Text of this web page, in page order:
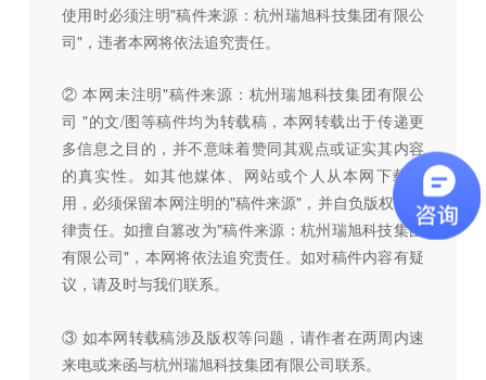
使用时必须注明"稿件来源：杭州瑞旭科技集团有限公
司"，违者本网将依法追究责任。
② 本网未注明"稿件来源：杭州瑞旭科技集团有限公
司 "的文/图等稿件均为转载稿，本网转载出于传递更
多信息之目的，并不意味着赞同其观点或证实其内容
的真实性。如其他媒体、网站或个人从本网下载使
用，必须保留本网注明的"稿件来源"，并自负版权等法
律责任。如擅自篡改为"稿件来源：杭州瑞旭科技集团
有限公司"，本网将依法追究责任。如对稿件内容有疑
议，请及时与我们联系。
③ 如本网转载稿涉及版权等问题，请作者在两周内速
来电或来函与杭州瑞旭科技集团有限公司联系。